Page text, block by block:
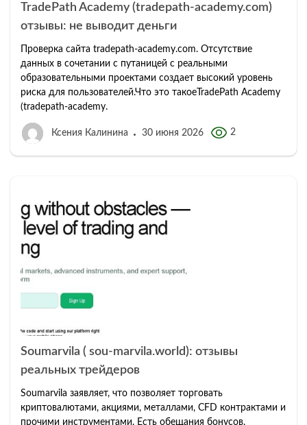
TradePath Academy (tradepath-academy.com)
отзывы: не выводит деньги
Проверка сайта tradepath-academy.com. Отсутствие
данных в сочетании с путаницей с реальными
образовательными проектами создает высокий уровень
риска для пользователей.Что это такоеTradePath Academy
(tradepath-academy.
Ксения Калинина 30 июня 2026 2
Soumarvila ( sou-marvila.world): отзывы
реальных трейдеров
Soumarvila заявляет, что позволяет торговать
криптовалютами, акциями, металлами, CFD контрактами и
прочими инструментами. Есть обещания бонусов,